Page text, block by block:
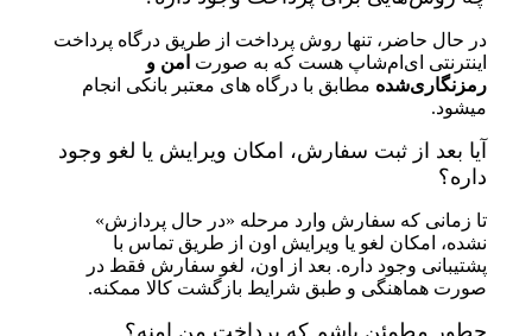
در حال حاضر، تنها روش پرداخت از طریق درگاه پرداخت
اینترنتی ای‌ام‌شاپ هست که به صورت امن و
رمزنگاری‌شده مطابق با درگاه های معتبر بانکی انجام
میشود.
آیا بعد از ثبت سفارش، امکان ویرایش یا لغو وجود
داره؟
تا زمانی که سفارش وارد مرحله «در حال پردازش»
نشده، امکان لغو یا ویرایش اون از طریق تماس با
پشتیبانی وجود داره. بعد از اون، لغو سفارش فقط در
صورت هماهنگی و طبق شرایط بازگشت کالا ممکنه.
چطور مطمئن باشم که پرداخت من امنه؟